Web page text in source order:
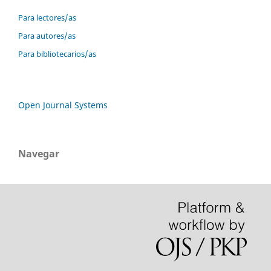
Para lectores/as
Para autores/as
Para bibliotecarios/as
Open Journal Systems
Navegar